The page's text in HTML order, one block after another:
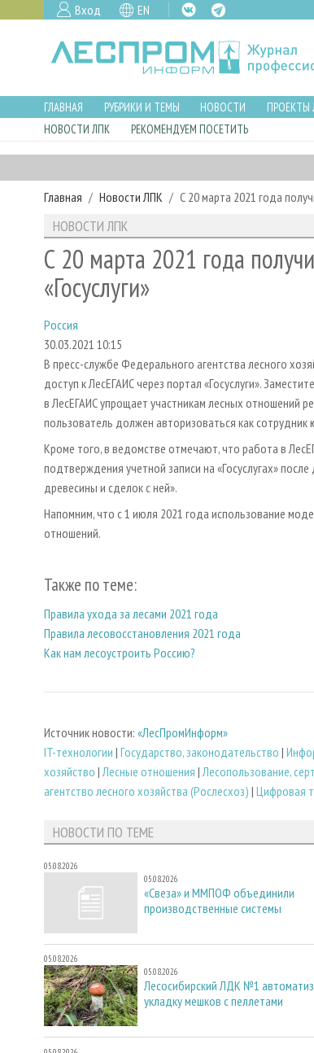
Вход EN
ГЛАВНАЯ РУБРИКИ И ТЕМЫ НОВОСТИ ПРОЕКТЫ
НОВОСТИ ЛПК
РЕКОМЕНДУЕМ ПОСЕТИТЬ
Главная Новости ЛПК С 20 марта 2021 года
НОВОСТИ ЛПК
С 20 марта 2021 года
«Госуслуги»
Россия
30.03.2021 10:15
В пресс-службе Федерального агентства лесного
доступ к ЛесЕГАИС через портал «Госуслуги».
в ЛесЕГАИС упрощает участникам лесных отношений
пользователь должен авторизоваться как
Кроме того, в ведомстве отмечают, что работа в
подтверждения учетной записи на «Госуслугах»
древесины и сделок с ней».
Напомним, что с 1 июля 2021 года использование
отношений.
Также по теме:
Правила ухода за лесами 2021 года
Правила лесовосстановления 2021 года
Как нам лесоустроить Россию?
Источник новости: «ЛесПромИнформ»
IT-технологии | Государство, законодательство |
хозяйство |Лесные отношения |Лесопользование,
агентство лесного хозяйства (Рослесхоз) | Цифровая
НОВОСТИ ПО ТЕМЕ
05.08.2026
05.08.2026
«Свеза» и ММПОФ объединили
производственные системы
05.08.2026
05.08.2026
Лесосибирский ЛДК №1
укладку мешков с пеллетами